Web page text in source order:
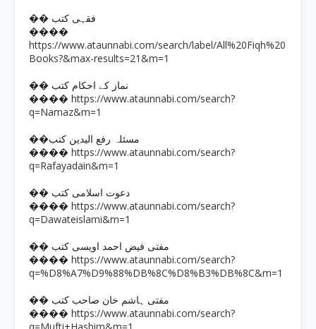
�� فقہی کتب
����
https://www.ataunnabi.com/search/label/All%20Fiqh%20
Books?&max-results=21&m=1
�� نماز کے احکام کتب
���� https://www.ataunnabi.com/search?
q=Namaz&m=1
��مسئلہ رفع الیدین کتب
���� https://www.ataunnabi.com/search?
q=Rafayadain&m=1
�� دعوت اسلامی کتب
���� https://www.ataunnabi.com/search?
q=Dawateislami&m=1
�� مفتی فیض احمد اویسی کتب
���� https://www.ataunnabi.com/search?
q=%D8%A7%D9%88%DB%8C%D8%B3%DB%8C&m=1
�� مفتی ہاشم خان صاحب کتب
���� https://www.ataunnabi.com/search?